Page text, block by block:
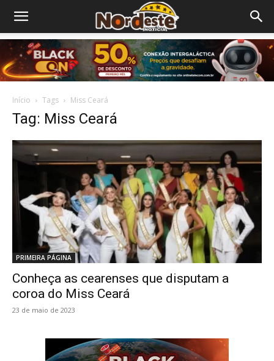
Início Tags Miss Ceará
Tag: Miss Ceará
PRIMEIRA PÁGINA
Conheça as cearenses que disputam a
coroa do Miss Ceará
23 de maio de 2023